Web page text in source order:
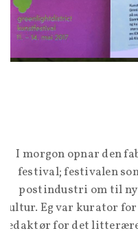
I morgon opnar den
festival; festivalen
postindustri om til
kultur. Eg var kurator
redaktør for det